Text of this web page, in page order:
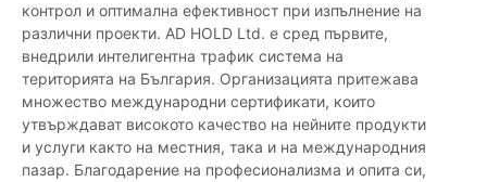
контрол и оптимална ефективност при изпълнение на
различни проекти. AD HOLD Ltd. е сред първите,
внедрили интелигентна трафик система на
територията на България. Организацията притежава
множество международни сертификати, които
утвърждават високото качество на нейните продукти
и услуги както на местния, така и на международния
пазар. Благодарение на професионализма и опита си,